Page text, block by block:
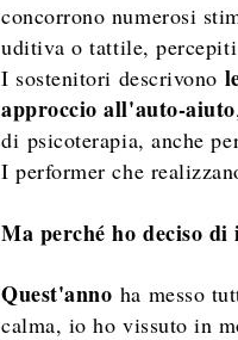
concorrono numerosi
uditiva o tattile,
I sostenitori descrivono
approccio all'auto-aiuto
di psicoterapia, anche
I performer che
Ma perché ho deciso
Quest'anno ha messo
calma, io ho vissuto in